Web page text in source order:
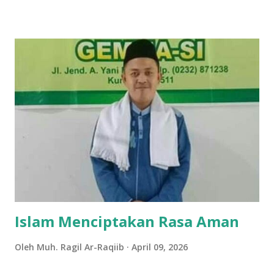
28 Maret 2026 lalu, Ikyy memberanikan diri untuk tampil
dalam ajang pencarian bakat bergengsi, DMD (Dangdut
Mania Dadakan). Meski belum berhasil keluar sebagai juara,
pengalaman tersebut menjadi tonggak sejarah penting
dalam karier bermusiknya. “Iya alhamdulillah aktu tannggal
28 maret kemarin, ikut dmd ya walaupun tidak sampai jadi
juara cuman aku ingin terus mendalami dan berkiprah lewat
karya Aku di dunia seni musik ini,” tuturnya kala
diwawancara Kamis (9/4/2026). Baginya, kegagalan...
Islam Menciptakan Rasa Aman
Oleh Muh. Ragil Ar-Raqiib April 09, 2026